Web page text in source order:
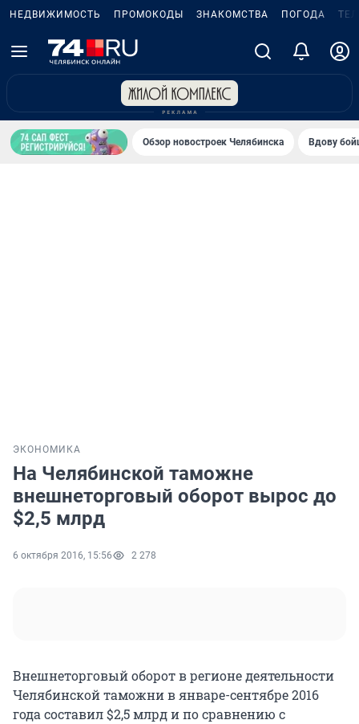
НЕДВИЖИМОСТЬ ПРОМОКОДЫ ЗНАКОМСТВА ПОГОДА
Обзор новостроек Челябинска Вдову
ЭКОНОМИКА
На Челябинской таможне
внешнеторговый оборот вырос до
$2,5 млрд
6 октября 2016, 15:56 2 278
Внешнеторговый оборот в регионе деятельности
Челябинской таможни в январе-сентябре 2016
года составил $2,5 млрд и по сравнению с